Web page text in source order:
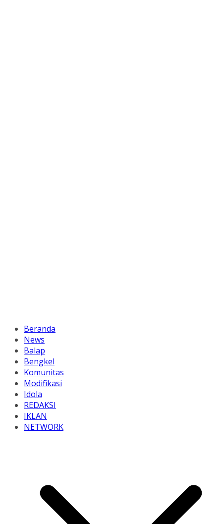
Beranda
News
Balap
Bengkel
Komunitas
Modifikasi
Idola
REDAKSI
IKLAN
NETWORK